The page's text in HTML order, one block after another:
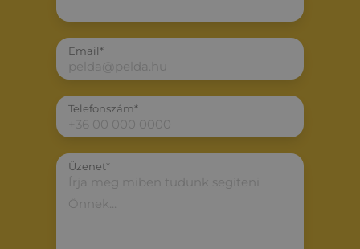
Email*
Telefonszám*
Üzenet*